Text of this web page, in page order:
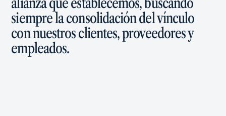
siempre la consolidación del vínculo
con nuestros clientes, proveedores y
empleados.